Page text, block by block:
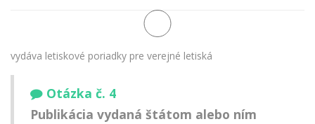
vydáva letiskové poriadky pre verejné letiská
Otázka č. 4
Publikácia vydaná štátom alebo ním